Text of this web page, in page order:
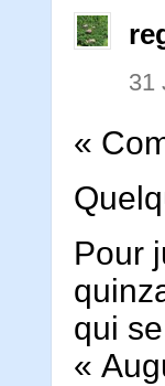
31
«
Pour
qui
«